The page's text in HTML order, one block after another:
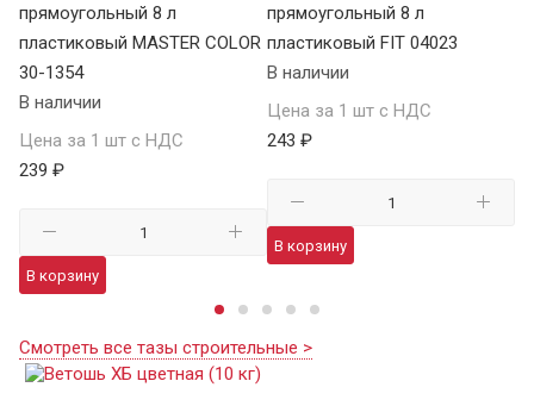
прямоугольный 8 л
пластиковый MASTER COLOR
30-1354
В наличии
Цена за 1 шт с НДС
239 ₽
В корзину
прямоугольный 8 л
пластиковый FIT 04023
В наличии
Цена за 1 шт с НДС
243 ₽
В корзину
Смотреть все тазы строительные >